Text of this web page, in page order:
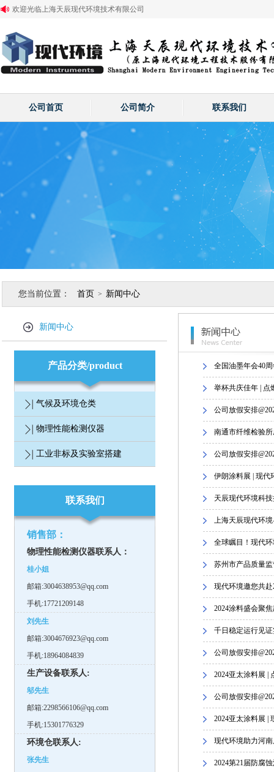
欢迎光临上海天辰现代环境技术有限公司
公司首页 公司简介 联系我们
您当前位置： 首页 > 新闻中心
新闻中心
产品分类/product
气候及环境仓类
物理性能检测仪器
工业非标及实验室搭建
联系我们
销售部：
物理性能检测仪器联系人：
桂小姐
邮箱:3004638953@qq.com
手机:17721209148
刘先生
邮箱:3004676923@qq.com
手机:18964084839
生产设备联系人:
邬先生
邮箱:2298566106@qq.com
手机:15301776329
环境仓联系人:
张先生
全国油墨年会40
举杯共庆佳年 | 点
公司放假安排
南通市纤维检验
公司放假安排
伊朗涂料展 | 现代
天辰现代环境科
上海天辰现代环
全球瞩目！现代
苏州市产品质量
现代环境邀您共
2024涂料盛会聚
千日稳定运行见
公司放假安排
2024亚太涂料展 |
公司放假安排
2024亚太涂料展 |
现代环境助力河
2024第21届防腐